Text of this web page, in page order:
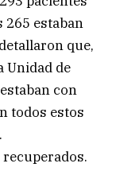
265 estaban
que,
Unidad de
con
todos estos